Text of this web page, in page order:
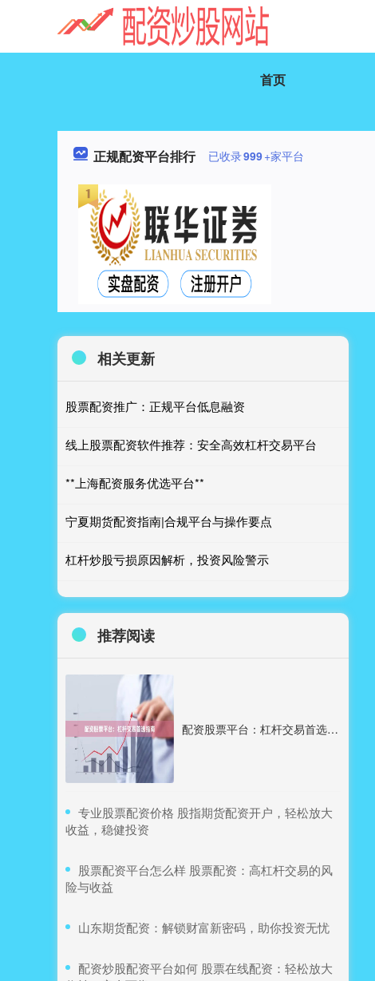
首页
正规配资平台排行 已收录999+家平台
相关更新
股票配资推广：正规平台低息融资
线上股票配资软件推荐：安全高效杠杆交易平台
**上海配资服务优选平台**
宁夏期货配资指南|合规平台与操作要点
杠杆炒股亏损原因解析，投资风险警示
推荐阅读
配资股票平台：杠杆交易首选指南
​专业股票配资价格 股指期货配资开户，轻松放大
收益，稳健投资
​股票配资平台怎么样 股票配资：高杠杆交易的风
险与收益
​山东期货配资：解锁财富新密码，助你投资无忧
​配资炒股配资平台如何 股票在线配资：轻松放大